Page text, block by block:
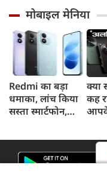
अमरगाथा,
शिवभक्तों ने अनोखे
अंदाज में दी
श्रद्धांजलि
कुछ
कहा
गटर'
मोबाइल मेनिया
Redmi का बड़ा
धमाका, लांच किया
सस्ता स्मार्टफोन,
क्या
कह